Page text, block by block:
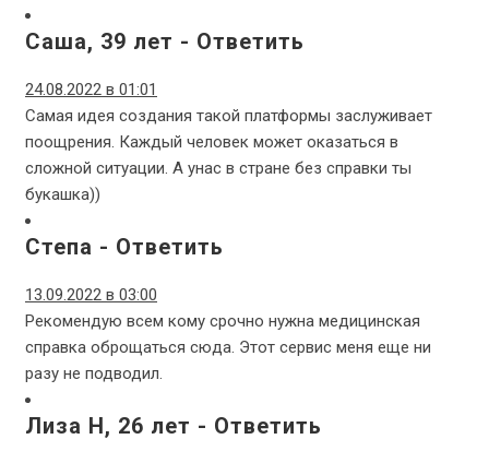
Саша, 39 лет - Ответить
24.08.2022 в 01:01
Самая идея создания такой платформы заслуживает
поощрения. Каждый человек может оказаться в
сложной ситуации. А унас в стране без справки ты
букашка))
Степа - Ответить
13.09.2022 в 03:00
Рекомендую всем кому срочно нужна медицинская
справка оброщаться сюда. Этот сервис меня еще ни
разу не подводил.
Лиза Н, 26 лет - Ответить